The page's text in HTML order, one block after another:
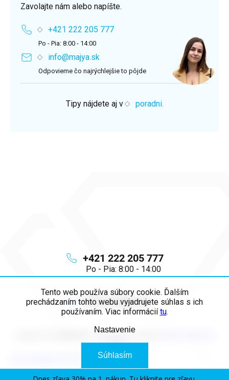
Tento web používa súbory cookie. Ďalším
prechádzaním tohto webu vyjadrujete súhlas s ich
používaním. Viac informáciítu.
Nastavenie
Súhlasím
info@majya.sk
+421 222 205 777
Po - Pia: 8:00 - 14:00
Zavolajte nám alebo napíšte.
+421 222 205 777
Po - Pia: 8:00 - 14:00
info@majya.sk
Odpovieme čo najrýchlejšie to pôjde
Tipy nájdete aj v poradni.
cookies